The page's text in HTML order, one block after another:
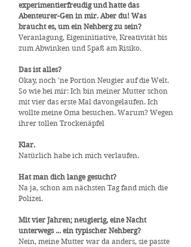
experimentierfreudig und hatte das
Abenteurer-Gen in mir. Aber du! Was
braucht es, um ein Nehberg zu sein?
Veranlagung, Eigeninitiative, Kreativität bis
zum Abwinken und Spaß am Risiko.
Das ist alles?
Okay, noch 'ne Portion Neugier auf die Welt.
So wie bei mir: Ich bin meiner Mutter schon
mit vier das erste Mal davongelaufen. Ich
wollte meine Oma besuchen. Warum? Wegen
ihrer tollen Trockenäpfel
Klar.
Natürlich habe ich mich verlaufen.
Hat man dich lange gesucht?
Na ja, schon am nächsten Tag fand mich die
Polizei.
Mit vier Jahren; neugierig, eine Nacht
unterwegs ... ein typischer Nehberg?
Nein, meine Mutter war da anders, sie passte